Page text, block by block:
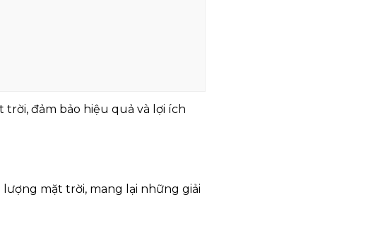
đảm bảo hiệu quả và lợi ích
mặt trời, mang lại những giải